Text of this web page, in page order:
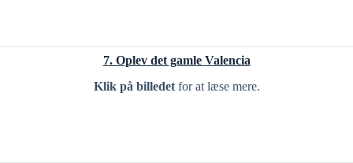
7. Oplev det gamle Valencia
Klik på billedet for at læse mere.